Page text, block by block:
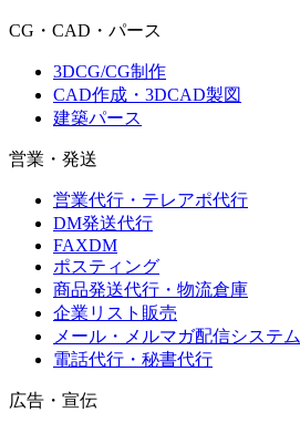
CG・CAD・パース
3DCG/CG制作
CAD作成・3DCAD製図
建築パース
営業・発送
営業代行・テレアポ代行
DM発送代行
FAXDM
ポスティング
商品発送代行・物流倉庫
企業リスト販売
メール・メルマガ配信システム
電話代行・秘書代行
広告・宣伝